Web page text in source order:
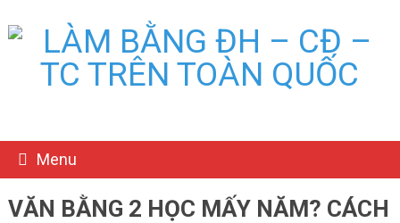
Menu
VĂN BẰNG 2 HỌC MẤY NĂM? CÁCH